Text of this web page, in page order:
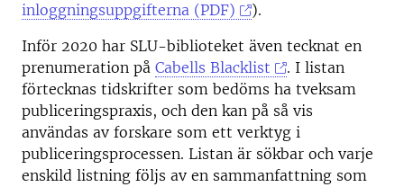
inloggningsuppgifterna (PDF)
).
Inför 2020 har SLU-biblioteket även tecknat en
prenumeration på Cabells Blacklist
. I listan
förtecknas tidskrifter som bedöms ha tveksam
publiceringspraxis, och den kan på så vis
användas av forskare som ett verktyg i
publiceringsprocessen. Listan är sökbar och varje
enskild listning följs av en sammanfattning som